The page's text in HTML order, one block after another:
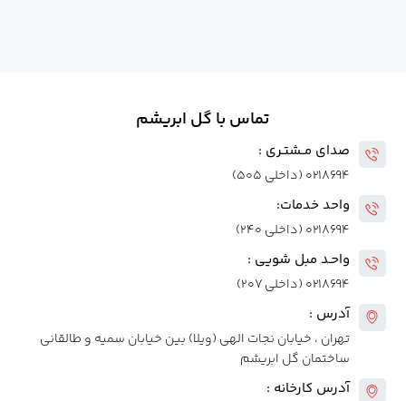
تماس با گل ابریشم
صدای مــشتـری :
۰۲۱۸۶۹۴ (داخلی ۵۰۵)
واحد خدمات:
۰۲۱۸۶۹۴ (داخلی ۲۴۰)
واحـد مبل شویی :
۰۲۱۸۶۹۴ (داخلی ۲۰۷)
آدرس :
تهران ، خیابان نجات الهی (ویلا) بین خیابان سمیه و طالقانی
ساختمان گل ابریشم
آدرس کارخانه :